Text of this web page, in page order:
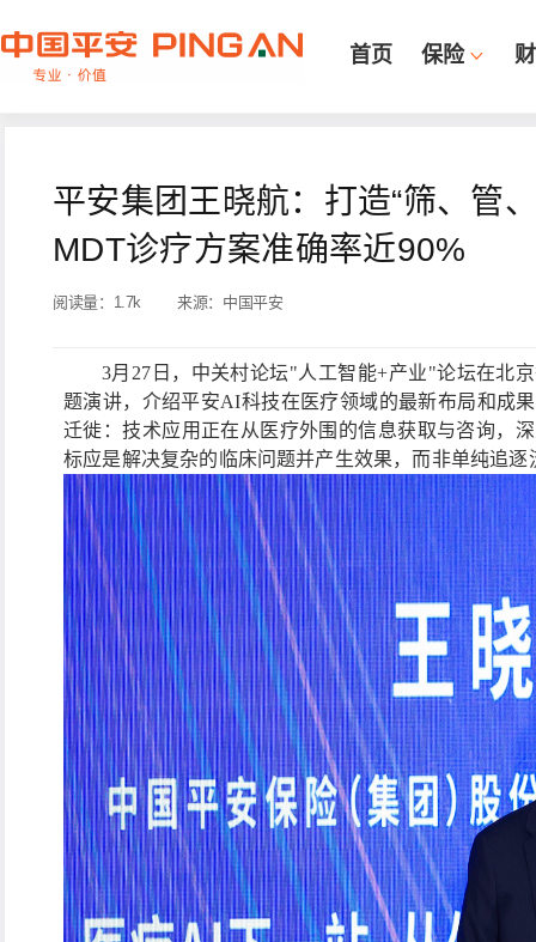
首页 保险
平安集团王晓航：打造“筛、管
MDT诊疗方案准确率近90%
阅读量： 1.7k 来源： 中国平安
3月27日，中关村论坛"人工智能+产业"论坛在北
题演讲，介绍平安AI科技在医疗领域的最新布局和成
迁徙：技术应用正在从医疗外围的信息获取与咨询，
标应是解决复杂的临床问题并产生效果，而非单纯追